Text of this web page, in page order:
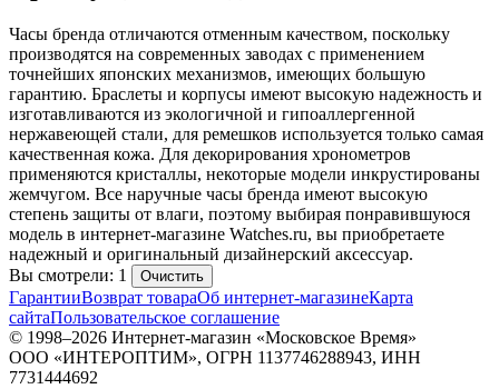
Часы бренда отличаются отменным качеством, поскольку
производятся на современных заводах с применением
точнейших японских механизмов, имеющих большую
гарантию. Браслеты и корпусы имеют высокую надежность и
изготавливаются из экологичной и гипоаллергенной
нержавеющей стали, для ремешков используется только самая
качественная кожа. Для декорирования хронометров
применяются кристаллы, некоторые модели инкрустированы
жемчугом. Все наручные часы бренда имеют высокую
степень защиты от влаги, поэтому выбирая понравившуюся
модель в интернет-магазине Watches.ru, вы приобретаете
надежный и оригинальный дизайнерский аксессуар.
Вы смотрели: 1
Очистить
ГарантииВозврат товараОб интернет-магазинеКарта
сайтаПользовательское соглашение
© 1998–2026 Интернет-магазин «Московское Время»
ООО «ИНТЕРОПТИМ», ОГРН 1137746288943, ИНН
7731444692